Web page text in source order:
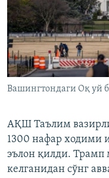
Вашингтондаги Оқ уй
АҚШ Таълим
1300 нафар ходими
эълон қилди. Трамп
келганидан сўнг